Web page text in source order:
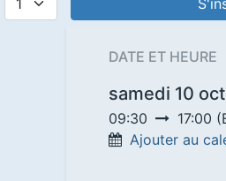
DATE ET HEURE
samedi 10
09:30 17:00 (
Ajouter au